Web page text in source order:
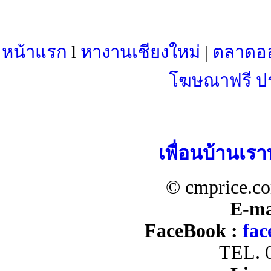
หน้าแรก l หางานเชียงใหม่ | ตลาด
โฆษณาฟรี ป
เพื่อนบ้านเร
©
E-
FaceBook :
TEL.